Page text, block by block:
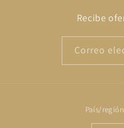
Recibe
Correo
País/región